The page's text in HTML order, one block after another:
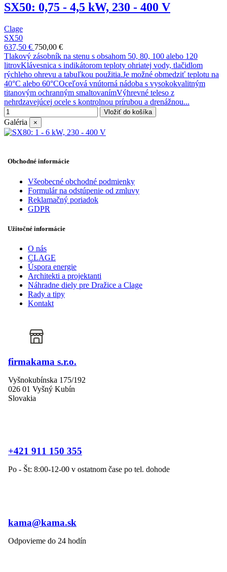
SX50: 0,75 - 4,5 kW, 230 - 400 V
Clage
SX50
637,50 € 750,00 €
Tlakový zásobník na stenu s obsahom 50, 80, 100 alebo 120
litrovKlávesnica s indikátorom teploty ohriatej vody, tlačidlom
rýchleho ohrevu a tabuľkou použitia.Je možné obmedziť teplotu na
40°C alebo 60°COceľová vnútorná nádoba s vysokokvalitným
titanovým ochranným smaltovanímVýhrevné teleso z
nehrdzavejúcej ocele s kontrolnou prírubou a drenážnou...
Vložiť do košíka
Galéria ×
Obchodné informácie
Všeobecné obchodné podmienky
Formulár na odstúpenie od zmluvy
Reklamačný poriadok
GDPR
Užitočné informácie
O nás
CLAGE
Úspora energie
Architekti a projektanti
Náhradne diely pre Dražice a Clage
Rady a tipy
Kontakt
firmakama s.r.o.
Vyšnokubínska 175/192
026 01 Vyšný Kubín
Slovakia
+421 911 150 355
Po - Št: 8:00-12-00 v ostatnom čase po tel. dohode
kama@kama.sk
Odpovieme do 24 hodín